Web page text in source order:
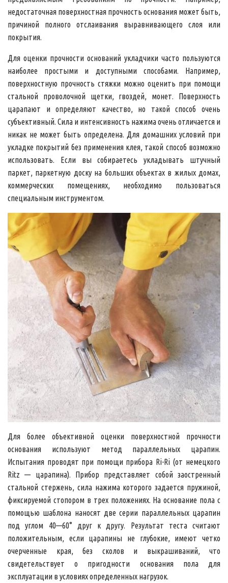
недостаточная поверхностная прочность основания может быть,
причиной полного отслаивания выравнивающего слоя или
покрытия.
Для оценки прочности оснований укладчики часто пользуются
наиболее простыми и доступными способами. Например,
поверхностную прочность стяжки можно оценить при помощи
стальной проволочной щетки, гвоздей, монет. Поверхность
царапают и определяют качество, но такой способ очень
субъективный. Сила и интенсивность нажима очень отличается и
никак не может быть определена. Для домашних условий при
укладке покрытий без применения клея, такой способ возможно
использовать. Если вы собираетесь укладывать штучный
паркет, паркетную доску на больших объектах в жилых домах,
коммерческих помещениях, необходимо пользоваться
специальным инструментом.
Для более объективной оценки поверхностной прочности
основания используют метод параллельных царапин.
Испытания проводят при помощи прибора Ri-Ri (от немецкого
Ritz — царапина). Прибор представляет собой заостренный
стальной стержень, сила нажима которого задается пружиной,
фиксируемой стопором в трех положениях. На основание пола с
помощью шаблона наносят две серии параллельных царапин
под углом 40—60° друг к другу. Результат теста считают
положительным, если царапины не глубокие, имеют четко
очерченные края, без сколов и выкрашиваний, что
свидетельствует о пригодности основания пола для
эксплуатации в условиях определенных нагрузок.